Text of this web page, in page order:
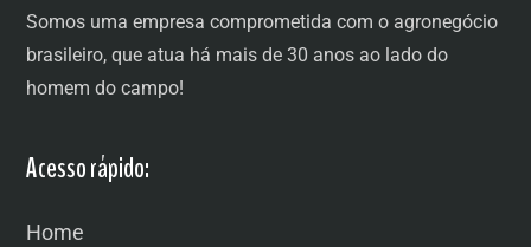
Somos uma empresa comprometida com o agronegócio
brasileiro, que atua há mais de 30 anos ao lado do
homem do campo!
Acesso rápido:
Home